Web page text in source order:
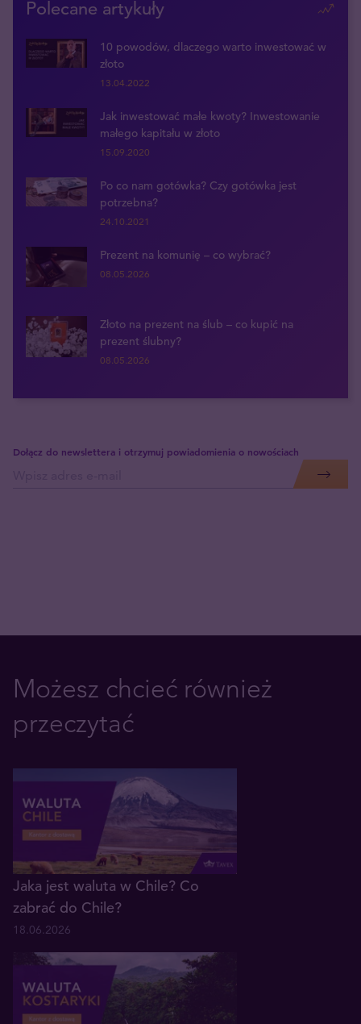
Polecane artykuły
10 powodów, dlaczego warto inwestować w
złoto
13.04.2022
Jak inwestować małe kwoty? Inwestowanie
małego kapitału w złoto
15.09.2020
Po co nam gotówka? Czy gotówka jest
potrzebna?
24.10.2021
Prezent na komunię – co wybrać?
08.05.2026
Złoto na prezent na ślub – co kupić na
prezent ślubny?
08.05.2026
Dołącz do newslettera i otrzymuj powiadomienia o nowościach
Możesz chcieć również
przeczytać
Jaka jest waluta w Chile? Co
zabrać do Chile?
18.06.2026